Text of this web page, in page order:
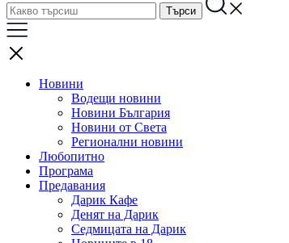
Новини
Водещи новини
Новини България
Новини от Света
Регионални новини
Любопитно
Програма
Предавания
Дарик Кафе
Денят на Дарик
Седмицата на Дарик